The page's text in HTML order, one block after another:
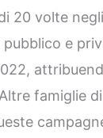
20 volte
e
famiglie